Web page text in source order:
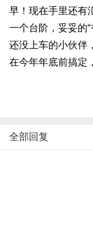
早！现在手里还有
一个台阶，妥妥的
还没上车的小伙伴
在今年年底前搞定
全部回复